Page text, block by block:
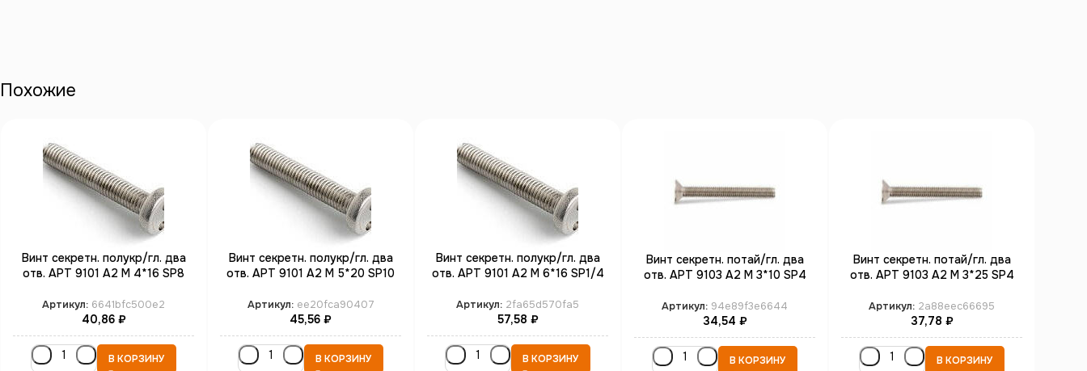
Похожие
Винт секретн. полукр/гл. два
отв. АРТ 9101 А2 M 4*16 SP8
Артикул: 6641bfc500e2
40,86 ₽
В КОРЗИНУ
Винт секретн. полукр/гл. два
отв. АРТ 9101 А2 M 5*20 SP10
Артикул: ee20fca90407
45,56 ₽
В КОРЗИНУ
Винт секретн. полукр/гл. два
отв. АРТ 9101 А2 M 6*16 SP1/4
Артикул: 2fa65d570fa5
57,58 ₽
В КОРЗИНУ
Винт секретн. потай/гл. два
отв. АРТ 9103 А2 M 3*10 SP4
Артикул: 94e89f3e6644
34,54 ₽
В КОРЗИНУ
Винт секретн. потай/гл. два
отв. АРТ 9103 А2 M 3*25 SP4
Артикул: 2a88eec66695
37,78 ₽
В КОРЗИНУ